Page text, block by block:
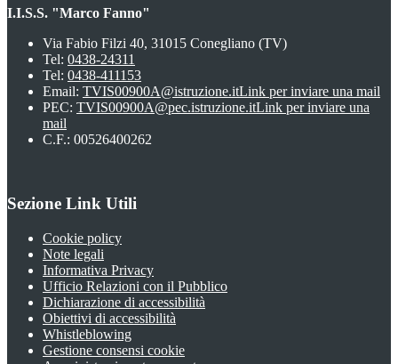
I.I.S.S. "Marco Fanno"
Via Fabio Filzi 40, 31015 Conegliano (TV)
Tel: 0438-24311
Tel: 0438-411153
Email: TVIS00900A@istruzione.itLink per inviare una mail
PEC: TVIS00900A@pec.istruzione.itLink per inviare una
mail
C.F.: 00526400262
Sezione Link Utili
Cookie policy
Note legali
Informativa Privacy
Ufficio Relazioni con il Pubblico
Dichiarazione di accessibilità
Obiettivi di accessibilità
Whistleblowing
Gestione consensi cookie